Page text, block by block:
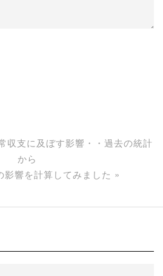
収支に及ぼす影響・・過去の統計
から
影響を計算してみました »